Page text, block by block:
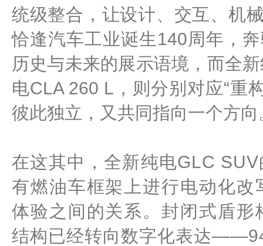
统级整合，让设计、交互、机
恰逢汽车工业诞生140周年，
历史与未来的展示语境，而全新
电CLA 260 L，则分别对应“重
彼此独立，又共同指向一个方向
在这其中，全新纯电GLC
有燃油车框架上进行电动化
体验之间的关系。封闭式盾
结构已经转向数字化表达